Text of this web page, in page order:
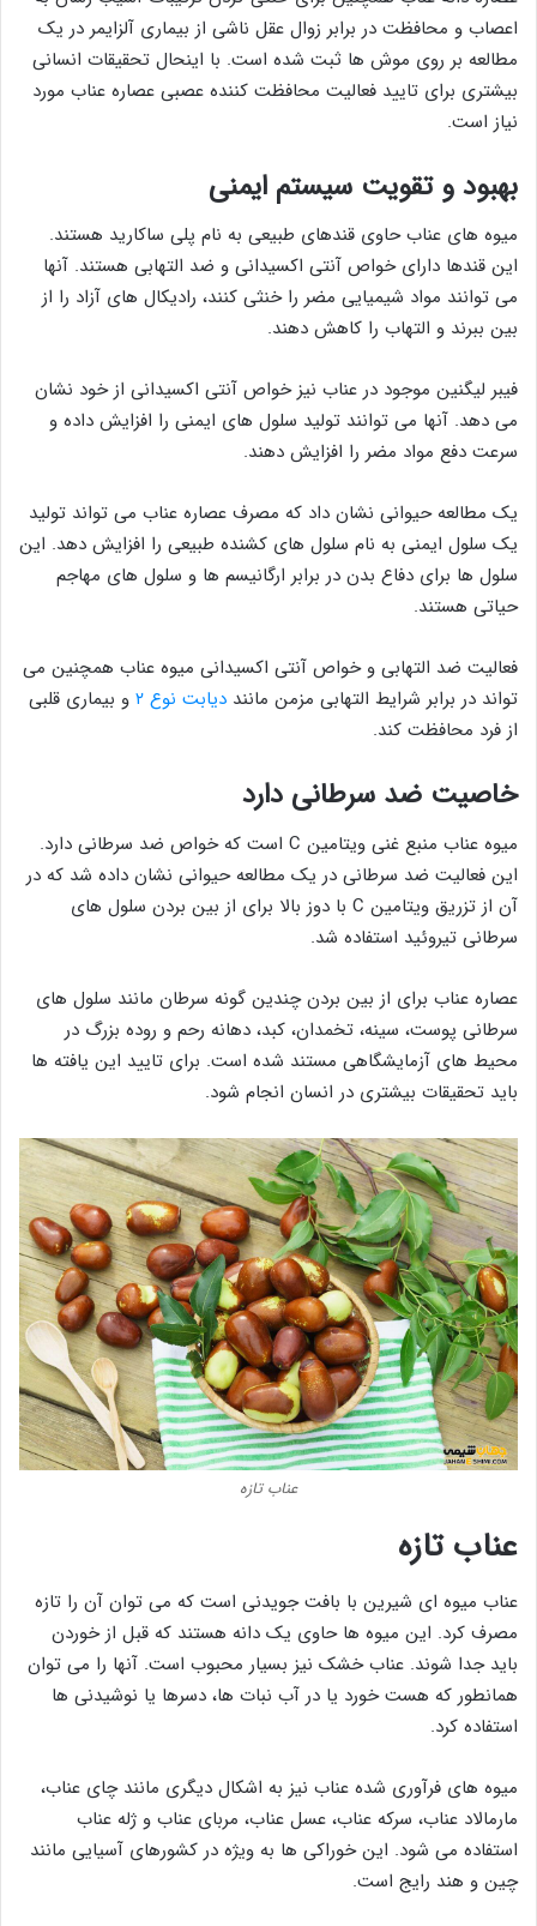
اعصاب و محافظت در برابر زوال عقل ناشی از بیماری آلزایمر در یک
مطالعه بر روی موش ها ثبت شده است. با اینحال تحقیقات انسانی
بیشتری برای تایید فعالیت محافظت کننده عصبی عصاره عناب مورد
نیاز است.
بهبود و تقویت سیستم ایمنی
میوه های عناب حاوی قندهای طبیعی به نام پلی ساکارید هستند.
این قندها دارای خواص آنتی اکسیدانی و ضد التهابی هستند. آنها
می توانند مواد شیمیایی مضر را خنثی کنند، رادیکال های آزاد را از
بین ببرند و التهاب را کاهش دهند.
فیبر لیگنین موجود در عناب نیز خواص آنتی اکسیدانی از خود نشان
می دهد. آنها می توانند تولید سلول های ایمنی را افزایش داده و
سرعت دفع مواد مضر را افزایش دهند.
یک مطالعه حیوانی نشان داد که مصرف عصاره عناب می تواند تولید
یک سلول ایمنی به نام سلول های کشنده طبیعی را افزایش دهد. این
سلول ها برای دفاع بدن در برابر ارگانیسم ها و سلول های مهاجم
حیاتی هستند.
فعالیت ضد التهابی و خواص آنتی اکسیدانی میوه عناب همچنین می
تواند در برابر شرایط التهابی مزمن مانند دیابت نوع ۲
و بیماری قلبی
از فرد محافظت کند.
خاصیت ضد سرطانی دارد
میوه عناب منبع غنی ویتامین C است که خواص ضد سرطانی دارد.
این فعالیت ضد سرطانی در یک مطالعه حیوانی نشان داده شد که در
آن از تزریق ویتامین C با دوز بالا برای از بین بردن سلول های
سرطانی تیروئید استفاده شد.
عصاره عناب برای از بین بردن چندین گونه سرطان مانند سلول های
سرطانی پوست، سینه، تخمدان، کبد، دهانه رحم و روده بزرگ در
محیط های آزمایشگاهی مستند شده است. برای تایید این یافته ها
باید تحقیقات بیشتری در انسان انجام شود.
عناب تازه
عناب تازه
عناب میوه ‌ای شیرین با بافت جویدنی است که می ‌توان آن را تازه
مصرف کرد. این میوه ها حاوی یک دانه هستند که قبل از خوردن
باید جدا شوند. عناب خشک نیز بسیار محبوب است. آنها را می توان
همانطور که هست خورد یا در آب نبات ها، دسرها یا نوشیدنی ها
استفاده کرد.
میوه های فرآوری شده عناب نیز به اشکال دیگری مانند چای عناب،
مارمالاد عناب، سرکه عناب، عسل عناب، مربای عناب و ژله عناب
استفاده می شود. این خوراکی ها به ویژه در کشورهای آسیایی مانند
چین و هند رایج است.